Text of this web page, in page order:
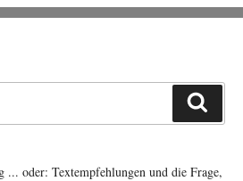
... oder: Textempfehlungen und die Frage,